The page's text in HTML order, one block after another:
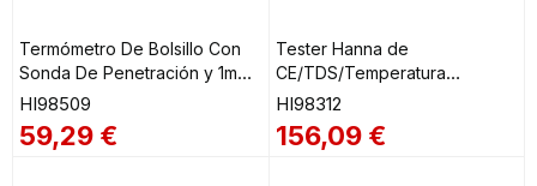
Termómetro De Bolsillo Con
Sonda De Penetración y 1m
Cable HI98509
HI98509
59,29 €
Tester Hanna de
CE/TDS/Temperatura
Impermeable HI98312
HI98312
156,09 €